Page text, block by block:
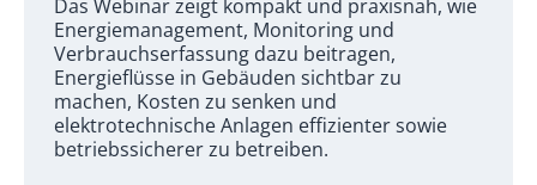
Das Webinar zeigt kompakt und praxisnah, wie
Energiemanagement, Monitoring und
Verbrauchserfassung dazu beitragen,
Energieflüsse in Gebäuden sichtbar zu
machen, Kosten zu senken und
elektrotechnische Anlagen effizienter sowie
betriebssicherer zu betreiben.